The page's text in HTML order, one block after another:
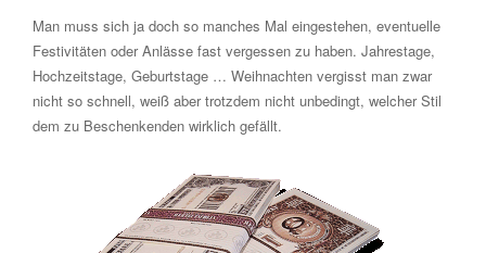
Man muss sich ja doch so manches Mal eingestehen, eventuelle
Festivitäten oder Anlässe fast vergessen zu haben. Jahrestage,
Hochzeitstage, Geburtstage … Weihnachten vergisst man zwar
nicht so schnell, weiß aber trotzdem nicht unbedingt, welcher Stil
dem zu Beschenkenden wirklich gefällt.